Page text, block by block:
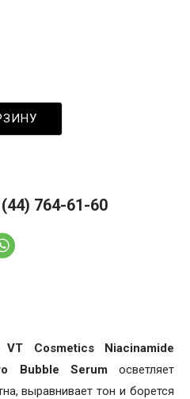
764-61-60
VT Cosmetics Niacinamide
Bubble Serumосветляет
выравнивает тон и борется